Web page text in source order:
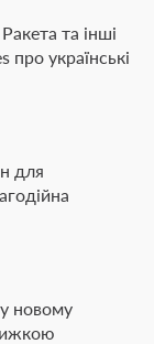
та інші
про українські
для
новому